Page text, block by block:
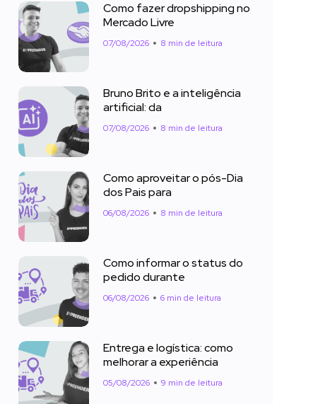
Como fazer dropshipping no
Mercado Livre
07/08/2026 8 min de leitura
Bruno Brito e a inteligência
artificial: da
07/08/2026 8 min de leitura
Como aproveitar o pós-Dia
dos Pais para
06/08/2026 8 min de leitura
Como informar o status do
pedido durante
06/08/2026 6 min de leitura
Entrega e logística: como
melhorar a experiência
05/08/2026 9 min de leitura